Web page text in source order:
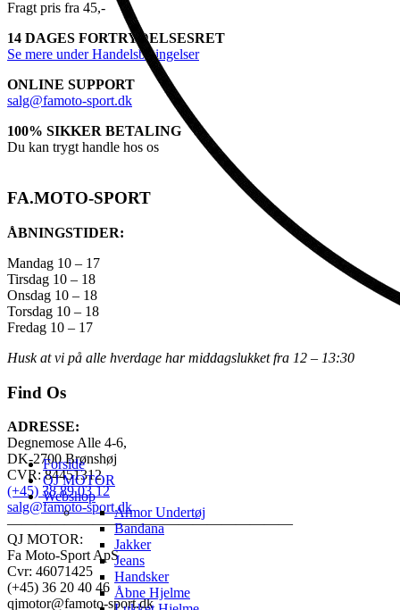
Forside
QJ MOTOR
Webshop
Armor Undertøj
Bandana
Jakker
Jeans
Handsker
Åbne Hjelme
Fragt pris fra 45,-
14 DAGES FORTRYDELSESRET
Se mere under Handelsbetingelser
ONLINE SUPPORT
salg@famoto-sport.dk
100% SIKKER BETALING
Du kan trygt handle hos os
FA.MOTO-SPORT
ÅBNINGSTIDER:
Mandag 10 – 17
Tirsdag 10 – 18
Onsdag 10 – 18
Torsdag 10 – 18
Fredag 10 – 17
Husk at vi på alle hverdage har middagslukket fra 12 – 13:30
Find Os
ADRESSE:
Degnemose Alle 4-6,
DK-2700 Brønshøj
CVR: 84451312
(+45) 38 89 03 12
salg@famoto-sport.dk
————————————————————
QJ MOTOR:
Fa Moto-Sport ApS
Cvr: 46071425
(+45) 36 20 40 46
qjmotor@famoto-sport.dk